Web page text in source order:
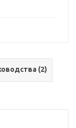
(2)